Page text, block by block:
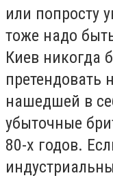
или попросту
тоже надо
Киев никогда
претендовать
нашедшей в
убыточные
80-х годов.